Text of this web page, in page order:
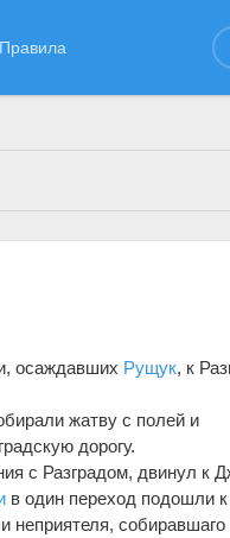
Правила
осаждавших Рущук, к
жатву с полей и
дорогу.
с Разградом, двинул к
в один переход подошли к
неприятеля, собиравшаго